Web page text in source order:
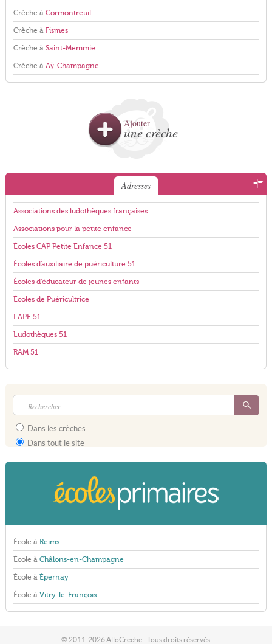
Crèche à Cormontreuil
Crèche à Fismes
Crèche à Saint-Memmie
Crèche à Aÿ-Champagne
Ajouter
une crèche
Adresses
Associations des ludothèques françaises
Associations pour la petite enfance
Écoles CAP Petite Enfance 51
Écoles d'auxiliaire de puériculture 51
Écoles d'éducateur de jeunes enfants
Écoles de Puéricultrice
LAPE 51
Ludothèques 51
RAM 51
Dans les crèches
Dans tout le site
École à Reims
École à Châlons-en-Champagne
École à Épernay
École à Vitry-le-François
© 2011-2026 AlloCreche - Tous droits réservés